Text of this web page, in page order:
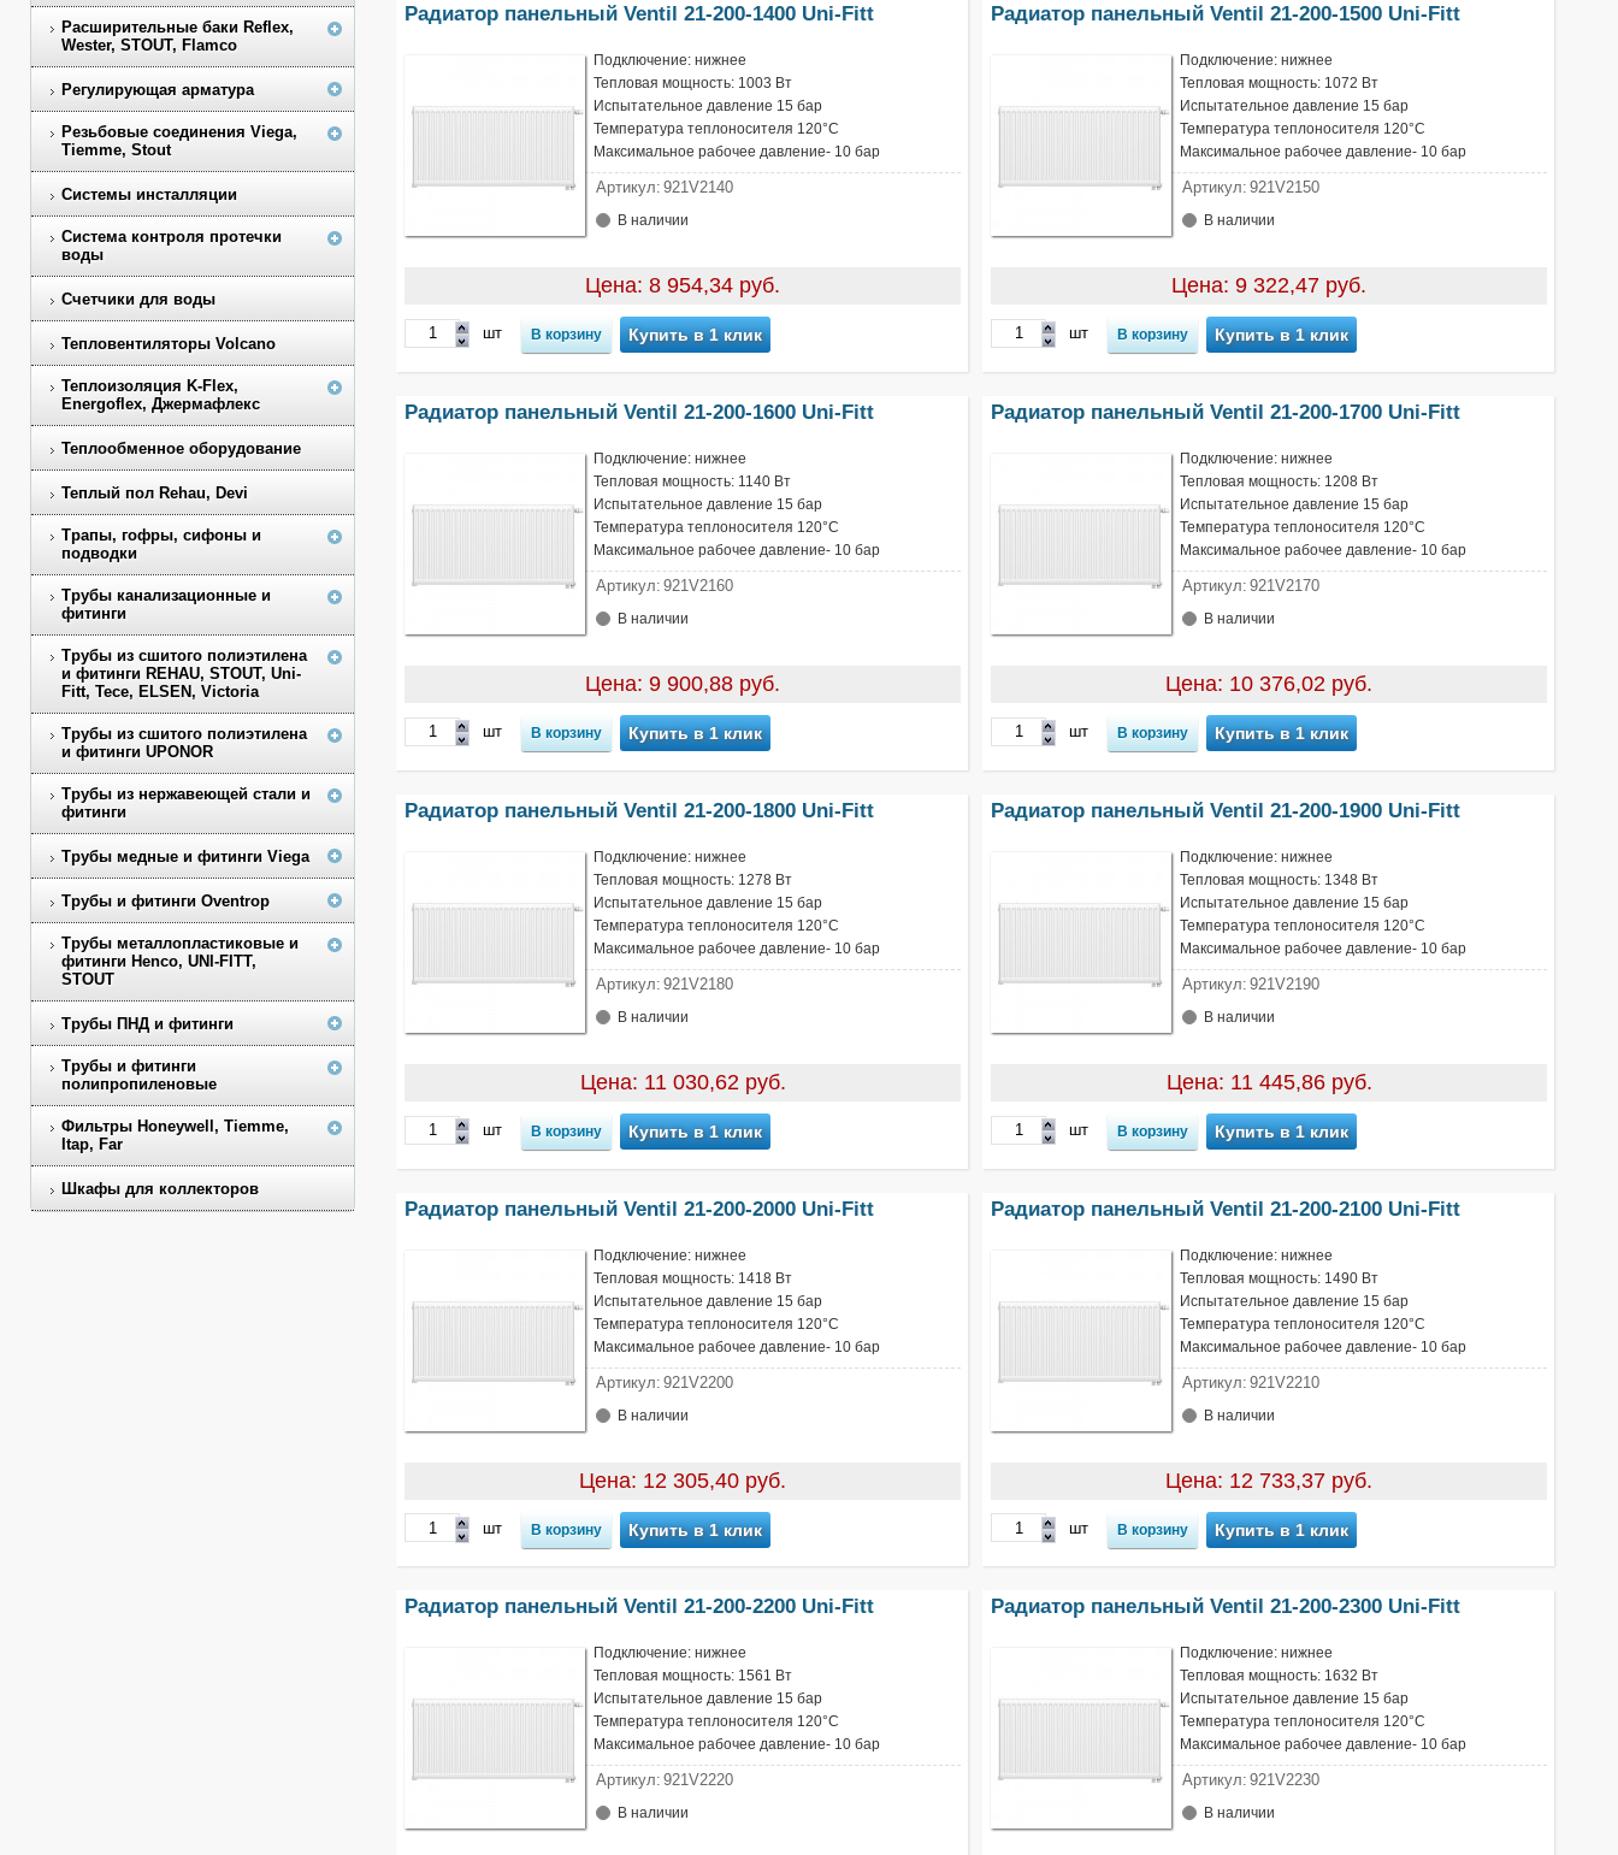
Расширительные баки Reflex,
Wester, STOUT, Flamco
Регулирующая арматура
Резьбовые соединения Viega,
Tiemme, Stout
Системы инсталляции
Система контроля протечки
воды
Счетчики для воды
Тепловентиляторы Volcano
Теплоизоляция K-Flex,
Energoflex, Джермафлекс
Теплообменное оборудование
Теплый пол Rehau, Devi
Трапы, гофры, сифоны и
подводки
Трубы канализационные и
фитинги
Трубы из сшитого полиэтилена
и фитинги REHAU, STOUT, Uni-
Fitt, Tece, ELSEN, Victoria
Трубы из сшитого полиэтилена
и фитинги UPONOR
Трубы из нержавеющей стали и
фитинги
Трубы медные и фитинги Viega
Трубы и фитинги Oventrop
Трубы металлопластиковые и
фитинги Henco, UNI-FITT,
STOUT
Трубы ПНД и фитинги
Трубы и фитинги
полипропиленовые
Фильтры Honeywell, Tiemme,
Itap, Far
Шкафы для коллекторов
Радиатор панельный Ventil 21-200-1400 Uni-Fitt
Подключение: нижнее
Тепловая мощность: 1003 Вт
Испытательное давление 15 бар
Температура теплоносителя 120°С
Максимальное рабочее давление- 10 бар
Артикул: 921V2140
В наличии
Цена: 8 954,34 руб.
шт Купить в 1 клик
Радиатор панельный Ventil 21-200-1500 Uni-Fitt
Подключение: нижнее
Тепловая мощность: 1072 Вт
Испытательное давление 15 бар
Температура теплоносителя 120°С
Максимальное рабочее давление- 10 бар
Артикул: 921V2150
В наличии
Цена: 9 322,47 руб.
шт Купить в 1 клик
Радиатор панельный Ventil 21-200-1600 Uni-Fitt
Подключение: нижнее
Тепловая мощность: 1140 Вт
Испытательное давление 15 бар
Температура теплоносителя 120°С
Максимальное рабочее давление- 10 бар
Артикул: 921V2160
В наличии
Цена: 9 900,88 руб.
шт Купить в 1 клик
Радиатор панельный Ventil 21-200-1700 Uni-Fitt
Подключение: нижнее
Тепловая мощность: 1208 Вт
Испытательное давление 15 бар
Температура теплоносителя 120°С
Максимальное рабочее давление- 10 бар
Артикул: 921V2170
В наличии
Цена: 10 376,02 руб.
шт Купить в 1 клик
Радиатор панельный Ventil 21-200-1800 Uni-Fitt
Подключение: нижнее
Тепловая мощность: 1278 Вт
Испытательное давление 15 бар
Температура теплоносителя 120°С
Максимальное рабочее давление- 10 бар
Артикул: 921V2180
В наличии
Цена: 11 030,62 руб.
шт Купить в 1 клик
Радиатор панельный Ventil 21-200-1900 Uni-Fitt
Подключение: нижнее
Тепловая мощность: 1348 Вт
Испытательное давление 15 бар
Температура теплоносителя 120°С
Максимальное рабочее давление- 10 бар
Артикул: 921V2190
В наличии
Цена: 11 445,86 руб.
шт Купить в 1 клик
Радиатор панельный Ventil 21-200-2000 Uni-Fitt
Подключение: нижнее
Тепловая мощность: 1418 Вт
Испытательное давление 15 бар
Температура теплоносителя 120°С
Максимальное рабочее давление- 10 бар
Артикул: 921V2200
В наличии
Цена: 12 305,40 руб.
шт Купить в 1 клик
Радиатор панельный Ventil 21-200-2100 Uni-Fitt
Подключение: нижнее
Тепловая мощность: 1490 Вт
Испытательное давление 15 бар
Температура теплоносителя 120°С
Максимальное рабочее давление- 10 бар
Артикул: 921V2210
В наличии
Цена: 12 733,37 руб.
шт Купить в 1 клик
Радиатор панельный Ventil 21-200-2200 Uni-Fitt
Подключение: нижнее
Тепловая мощность: 1561 Вт
Испытательное давление 15 бар
Температура теплоносителя 120°С
Максимальное рабочее давление- 10 бар
Артикул: 921V2220
В наличии
Радиатор панельный Ventil 21-200-2300 Uni-Fitt
Подключение: нижнее
Тепловая мощность: 1632 Вт
Испытательное давление 15 бар
Температура теплоносителя 120°С
Максимальное рабочее давление- 10 бар
Артикул: 921V2230
В наличии